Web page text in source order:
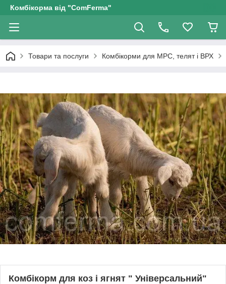
Комбікорма від "ComFerma"
Товари та послуги Комбікорми для МРС, телят і ВРХ
Комбікорм для коз і ягнят " Універсальний"